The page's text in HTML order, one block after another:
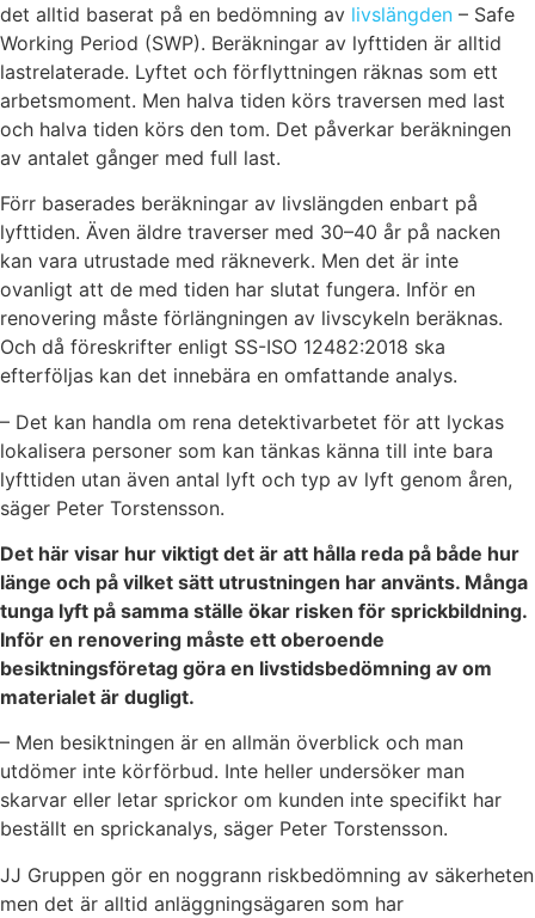
det alltid baserat på en bedömning av livslängden – Safe
Working Period (SWP). Beräkningar av lyfttiden är alltid
lastrelaterade. Lyftet och förflyttningen räknas som ett
arbetsmoment. Men halva tiden körs traversen med last
och halva tiden körs den tom. Det påverkar beräkningen
av antalet gånger med full last.
Förr baserades beräkningar av livslängden enbart på
lyfttiden. Även äldre traverser med 30–40 år på nacken
kan vara utrustade med räkneverk. Men det är inte
ovanligt att de med tiden har slutat fungera. Inför en
renovering måste förlängningen av livscykeln beräknas.
Och då föreskrifter enligt SS-ISO 12482:2018 ska
efterföljas kan det innebära en omfattande analys.
– Det kan handla om rena detektivarbetet för att lyckas
lokalisera personer som kan tänkas känna till inte bara
lyfttiden utan även antal lyft och typ av lyft genom åren,
säger Peter Torstensson.
Det här visar hur viktigt det är att hålla reda på både hur
länge och på vilket sätt utrustningen har använts. Många
tunga lyft på samma ställe ökar risken för sprickbildning.
Inför en renovering måste ett oberoende
besiktningsföretag göra en livstidsbedömning av om
materialet är dugligt.
– Men besiktningen är en allmän överblick och man
utdömer inte körförbud. Inte heller undersöker man
skarvar eller letar sprickor om kunden inte specifikt har
beställt en sprickanalys, säger Peter Torstensson.
JJ Gruppen gör en noggrann riskbedömning av säkerheten
men det är alltid anläggningsägaren som har